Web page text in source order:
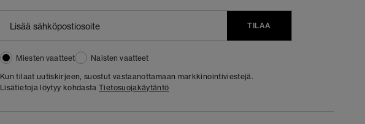
TILAA
Miesten vaatteet
Naisten vaatteet
Kun tilaat uutiskirjeen, suostut vastaanottamaan markkinointiviestejä.
Lisätietoja löytyy kohdastaTietosuojakäytäntö